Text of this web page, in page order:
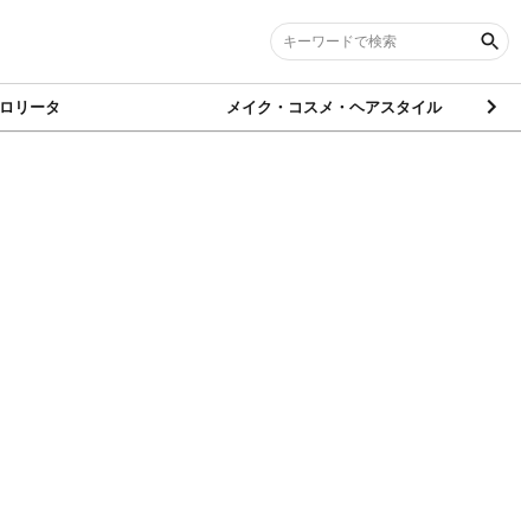
ロリータ メイク・コスメ・ヘアスタイル